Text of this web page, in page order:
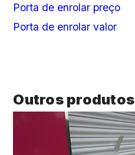
Porta de enrolar preço
Porta de enrolar valor
Outros produtos